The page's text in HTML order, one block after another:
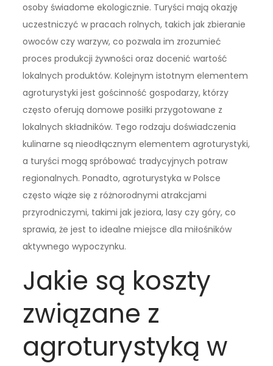
osoby świadome ekologicznie. Turyści mają okazję
uczestniczyć w pracach rolnych, takich jak zbieranie
owoców czy warzyw, co pozwala im zrozumieć
proces produkcji żywności oraz docenić wartość
lokalnych produktów. Kolejnym istotnym elementem
agroturystyki jest gościnność gospodarzy, którzy
często oferują domowe posiłki przygotowane z
lokalnych składników. Tego rodzaju doświadczenia
kulinarne są nieodłącznym elementem agroturystyki,
a turyści mogą spróbować tradycyjnych potraw
regionalnych. Ponadto, agroturystyka w Polsce
często wiąże się z różnorodnymi atrakcjami
przyrodniczymi, takimi jak jeziora, lasy czy góry, co
sprawia, że jest to idealne miejsce dla miłośników
aktywnego wypoczynku.
Jakie są koszty
związane z
agroturystyką w